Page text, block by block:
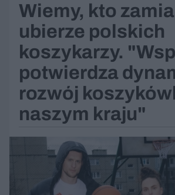
Wiemy, kto
ubierze polskich
koszykarzy.
potwierdza
rozwój
naszym kraju"